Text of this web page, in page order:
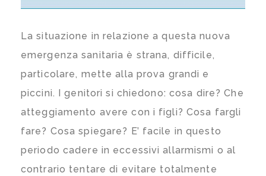
La situazione in relazione a questa nuova
emergenza sanitaria è strana, difficile,
particolare, mette alla prova grandi e
piccini. I genitori si chiedono: cosa dire? Che
atteggiamento avere con i figli? Cosa fargli
fare? Cosa spiegare? E’ facile in questo
periodo cadere in eccessivi allarmismi o al
contrario tentare di evitare totalmente